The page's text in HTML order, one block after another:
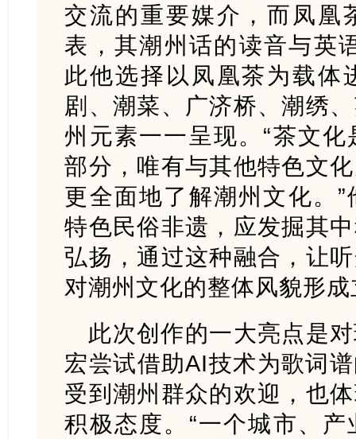
交流的重要媒介，而凤凰
表，其潮州话的读音与英
此他选择以凤凰茶为载体
剧、潮菜、广济桥、潮绣
州元素一一呈现。“茶文
部分，唯有与其他特色文
更全面地了解潮州文化。
特色民俗非遗，应发掘其
弘扬，通过这种融合，让
对潮州文化的整体风貌形
此次创作的一大亮点是
宏尝试借助AI技术为歌词
受到潮州群众的欢迎，也
积极态度。“一个城市、